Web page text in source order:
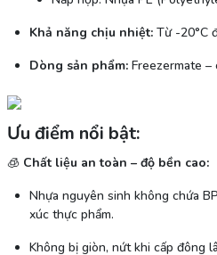
Khả năng chịu nhiệt:Từ -20°C
Dòng sản phẩm:Freezermate –
Ưu điểm nổi bật:
🧊 Chất liệu an toàn – độ bền cao:
Nhựa nguyên sinh không chứa
xúc thực phẩm.
Không bị giòn, nứt khi cấp đông